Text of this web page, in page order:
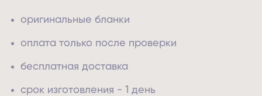
оригинальные бланки
оплата только после проверки
бесплатная доставка
срок изготовления - 1 день